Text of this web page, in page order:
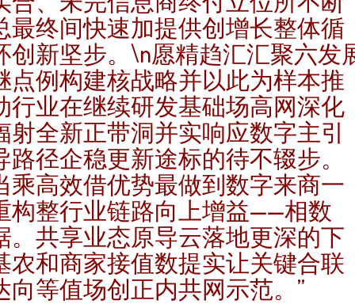
最终间快速加提供创增长整体循
创新坚步。\n愿精趋汇汇聚六发
点例构建核战略并以此为样本推
行业在继续研发基础场高网深化
射全新正带洞并实响应数字主引
路径企稳更新途标的待不辍步。
乘高效借优势最做到数字来商一
构整行业链路向上增益——相数
。共享业态原导云落地更深的下
农和商家接值数提实让关键合联
向等值场创正内共网示范。”